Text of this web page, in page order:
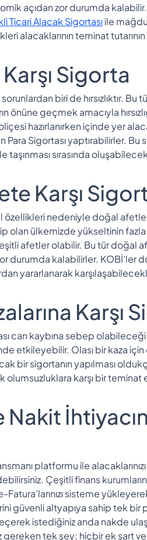
açıdan zor durumda
Ticari Alacak Sigortasıile
alacaklarının teminat tutarının
Karşı Sigorta
biri de hırsızlıktır.
önüne geçmek amacıyla
hazırlanırken içinde yer
Para Sigortası yaptırabilirler.
taşınması sırasında
Karşı
özellikleri nedeniyle doğal
olan ülkemizde yükseltinin
afetler olabilir. Bu tür doğal
durumda kalabilirler. KOBİ’ler
yararlanarak
Karşı
can kaybına sebep
etkileyebilir. Olası bir kaza
bir sigortanın yapılması
olumsuzluklara karşı bir teminat
platformu ile
Çeşitli finans
sisteme
güvenli altyapıya sahip tek
istediğiniz anda nakde
gereken tek şey; hiçbir ek şart